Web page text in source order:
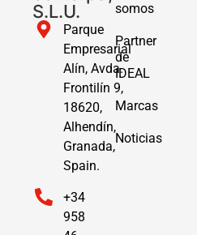
S.L.U.
Parque
Empresarial
Alín, Avda.
Frontilín 9,
18620,
Alhendín,
Granada,
Spain.
+34
958
somos
Partner
de
IDEAL
Marcas
Noticias